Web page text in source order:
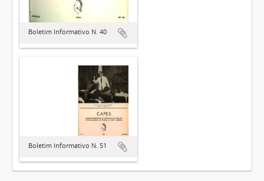
Boletim Informativo N. 40
Boletim Informativo N. 51